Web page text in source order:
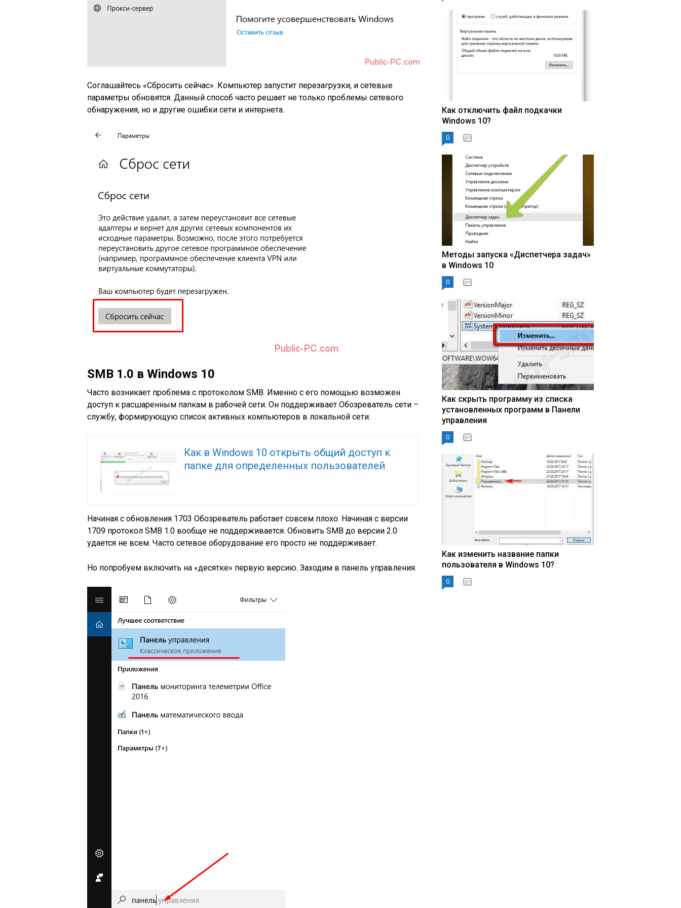
Соглашайтесь «Сбросить сейчас». Компьютер запустит перезагрузки, и сетевые
параметры обновятся. Данный способ часто решает не только проблемы сетевого
обнаружения, но и другие ошибки сети и интернета.
SMB 1.0 в Windows 10
Часто возникает проблема с протоколом SMB. Именно с его помощью возможен
доступ к расшаренным папкам в рабочей сети. Он поддерживает Обозреватель сети –
службу, формирующую список активных компьютеров в локальной сети.
Как в Windows 10 открыть общий доступ к
папке для определенных пользователей
Начиная с обновления 1703 Обозреватель работает совсем плохо. Начиная с версии
1709 протокол SMB 1.0 вообще не поддерживается. Обновить SMB до версии 2.0
удается не всем. Часто сетевое оборудование его просто не поддерживает.
Но попробуем включить на «десятке» первую версию. Заходим в панель управления.
Как отключить файл подкачки
Windows 10?
0
Методы запуска «Диспетчера задач»
в Windows 10
0
Как скрыть программу из списка
установленных программ в Панели
управления
0
Как изменить название папки
пользователя в Windows 10?
0